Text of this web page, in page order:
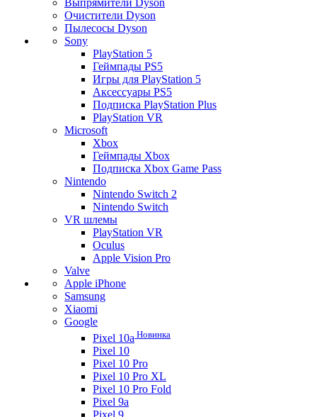
Выпрямители Dyson
Очистители Dyson
Пылесосы Dyson
Sony
PlayStation 5
Геймпады PS5
Игры для PlayStation 5
Аксессуары PS5
Подписка PlayStation Plus
PlayStation VR
Microsoft
Xbox
Геймпады Xbox
Подписка Xbox Game Pass
Nintendo
Nintendo Switch 2
Nintendo Switch
VR шлемы
PlayStation VR
Oculus
Apple Vision Pro
Valve
Apple iPhone
Samsung
Xiaomi
Google
Pixel 10a Новинка
Pixel 10
Pixel 10 Pro
Pixel 10 Pro XL
Pixel 10 Pro Fold
Pixel 9a
Pixel 9